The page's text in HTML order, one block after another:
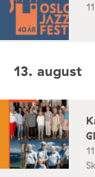
13. august